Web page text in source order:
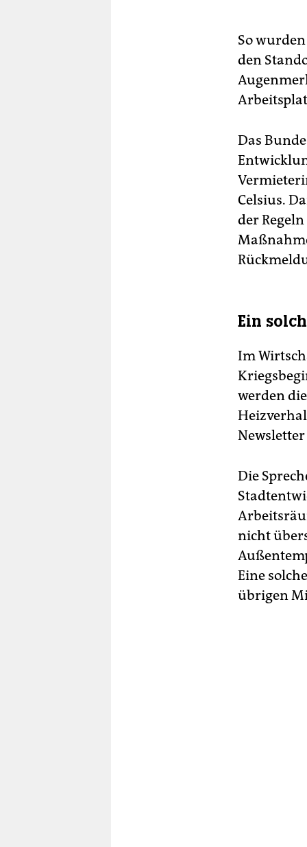
So
den
Das
Celsius.
der
Ein
Im
werden
Die
nicht
Eine
übrigen